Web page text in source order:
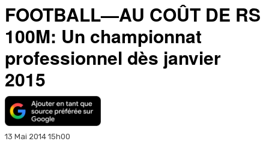
FOOTBALL—AU COÛT DE RS
100M: Un championnat
professionnel dès janvier
2015
13 Mai 2014 15h00